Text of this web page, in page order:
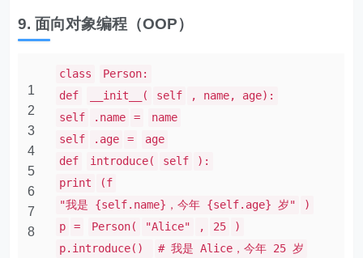
9. 面向对象编程（OOP）
1
2
3
4
5
6
7
8
class
Person:
def
__init__( self
, name, age):
self
.name =
name
self
.age =
age
def
introduce( self
):
print
(f
"我是 {self.name}，今年 {self.age} 岁"
)
p
= Person( "Alice" , 25
)
p.introduce()
# 我是 Alice，今年 25 岁